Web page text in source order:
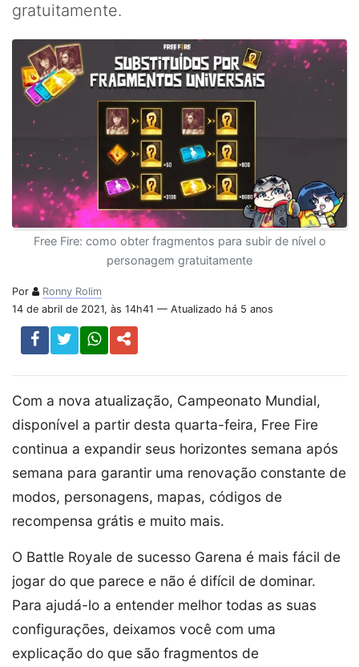
gratuitamente.
Free Fire: como obter fragmentos para subir de nível o
personagem gratuitamente
Por
Ronny Rolim
14 de abril de 2021, às 14h41 — Atualizado há 5 anos
Com a nova atualização, Campeonato Mundial,
disponível a partir desta quarta-feira, Free Fire
continua a expandir seus horizontes semana após
semana para garantir uma renovação constante de
modos, personagens, mapas, códigos de
recompensa grátis e muito mais.
O Battle Royale de sucesso Garena é mais fácil de
jogar do que parece e não é difícil de dominar.
Para ajudá-lo a entender melhor todas as suas
configurações, deixamos você com uma
explicação do que são fragmentos de